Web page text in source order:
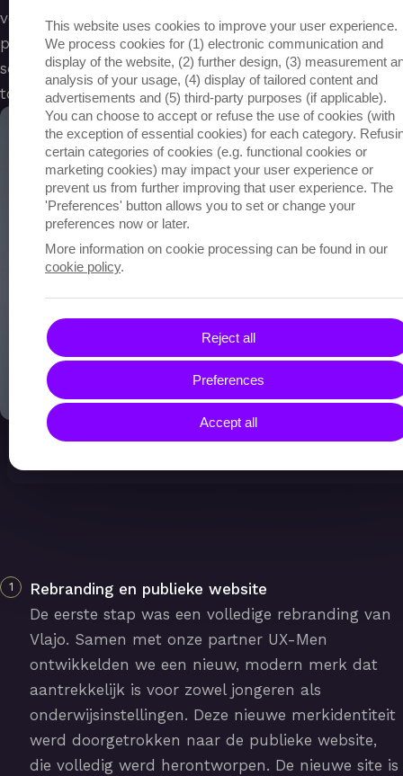
voortraject om de specifieke eisen van alle betrokken
partijen vast te leggen. Dit vormde de basis voor een
software-oplossing die naadloos aansloot op hun
toekomstvisie.
Rebranding en publieke website
De eerste stap was een volledige rebranding van
Vlajo. Samen met onze partner UX-Men
ontwikkelden we een nieuw, modern merk dat
aantrekkelijk is voor zowel jongeren als
onderwijsinstellingen. Deze nieuwe merkidentiteit
werd doorgetrokken naar de publieke website,
die volledig werd herontworpen. De nieuwe site is
This website uses cookies to improve your user experience.
We process cookies for (1) electronic communication and
display of the website, (2) further design, (3) measurement
analysis of your usage, (4) display of tailored content and
advertisements and (5) third-party purposes (if applicable).
You can choose to accept or refuse the use of cookies (with
the exception of essential cookies) for each category.
certain categories of cookies (e.g. functional cookies or
marketing cookies) may impact your user experience or
prevent us from further improving that user experience. The
'Preferences' button allows you to set or change your
preferences now or later.
More information on cookie processing can be found in our
cookie policy.
Reject all
Preferences
Accept all